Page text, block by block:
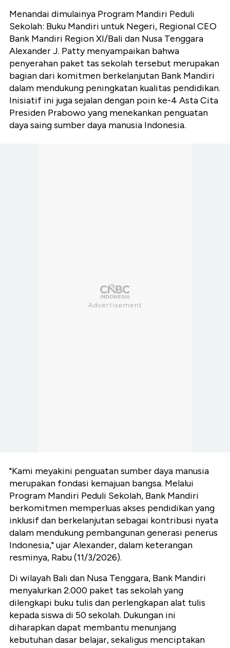
Menandai dimulainya Program Mandiri Peduli
Sekolah: Buku Mandiri untuk Negeri, Regional CEO
Bank Mandiri Region XI/Bali dan Nusa Tenggara
Alexander J. Patty menyampaikan bahwa
penyerahan paket tas sekolah tersebut merupakan
bagian dari komitmen berkelanjutan Bank Mandiri
dalam mendukung peningkatan kualitas pendidikan.
Inisiatif ini juga sejalan dengan poin ke-4 Asta Cita
Presiden Prabowo yang menekankan penguatan
daya saing sumber daya manusia Indonesia.
"Kami meyakini penguatan sumber daya manusia
merupakan fondasi kemajuan bangsa. Melalui
Program Mandiri Peduli Sekolah, Bank Mandiri
berkomitmen memperluas akses pendidikan yang
inklusif dan berkelanjutan sebagai kontribusi nyata
dalam mendukung pembangunan generasi penerus
Indonesia," ujar Alexander, dalam keterangan
resminya, Rabu (11/3/2026).
Di wilayah Bali dan Nusa Tenggara, Bank Mandiri
menyalurkan 2.000 paket tas sekolah yang
dilengkapi buku tulis dan perlengkapan alat tulis
kepada siswa di 50 sekolah. Dukungan ini
diharapkan dapat membantu menunjang
kebutuhan dasar belajar, sekaligus menciptakan